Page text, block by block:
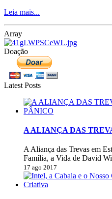
Leia mais...
Array
Doação
Latest Posts
A ALIANÇA DAS
A Aliança das Trevas em
Família, a Vida de David
17 ago 2017